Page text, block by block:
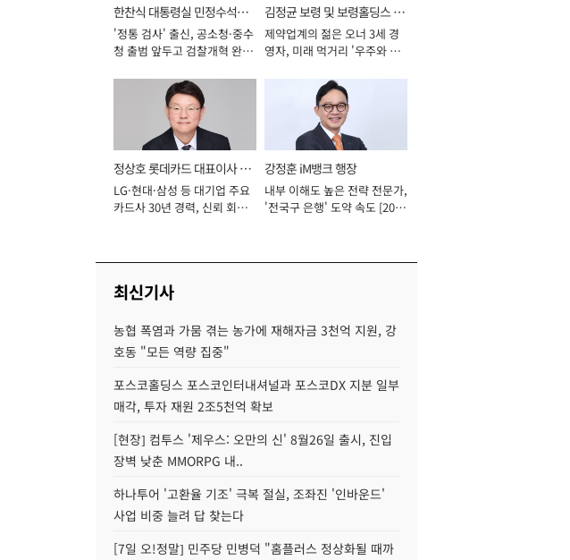
한찬식 대통령실 민정수석비
서관
'정통 검사' 출신, 공소청·중수
청 출범 앞두고 검찰개혁 완수
김정균 보령 및 보령홀딩스 대
표이사 사장
제약업계의 젊은 오너 3세 경
영자, 미래 먹거리 '우주와 헬
정상호 롯데카드 대표이사 사
장
LG·현대·삼성 등 대기업 주요
카드사 30년 경력, 신뢰 회복
강정훈 iM뱅크 행장
내부 이해도 높은 전략 전문가,
'전국구 은행' 도약 속도 [2026
최신기사
농협 폭염과 가뭄 겪는 농가에 재해자금 3천억 지원, 강
호동 "모든 역량 집중"
포스코홀딩스 포스코인터내셔널과 포스코DX 지분 일부
매각, 투자 재원 2조5천억 확보
[현장] 컴투스 '제우스: 오만의 신' 8월26일 출시, 진입
장벽 낮춘 MMORPG 내..
하나투어 '고환율 기조' 극복 절실, 조좌진 '인바운드'
사업 비중 늘려 답 찾는다
[7일 오!정말] 민주당 민병덕 "홈플러스 정상화될 때까